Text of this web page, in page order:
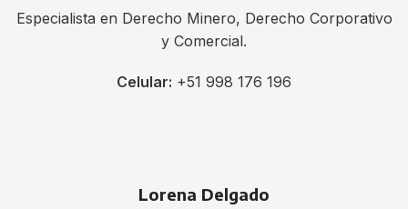
Especialista en Derecho Minero, Derecho Corporativo
y Comercial.
Celular: +51 998 176 196
Lorena Delgado